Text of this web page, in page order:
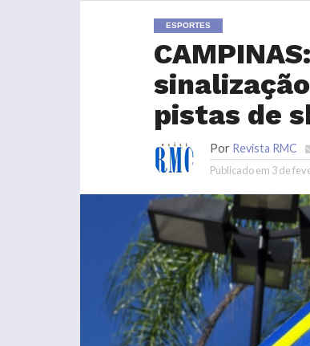
ESPORTES
pistas de
Por Revista RMC
Publicado em 3 de